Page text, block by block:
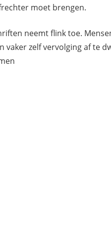
moet brengen.
neemt flink toe.
vaker zelf vervolging af te